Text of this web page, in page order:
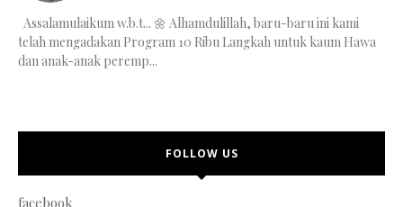
Assalamulaikum w.b.t... 🌼 Alhamdulillah, baru-baru ini kami
telah mengadakan Program 10 Ribu Langkah untuk kaum Hawa
dan anak-anak peremp...
FOLLOW US
facebook